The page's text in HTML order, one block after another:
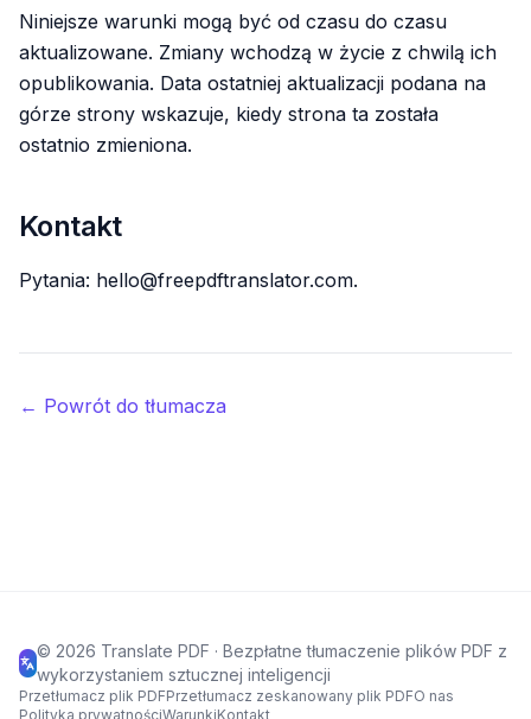
Niniejsze warunki mogą być od czasu do czasu
aktualizowane. Zmiany wchodzą w życie z chwilą ich
opublikowania. Data ostatniej aktualizacji podana na
górze strony wskazuje, kiedy strona ta została
ostatnio zmieniona.
Kontakt
Pytania: hello@freepdftranslator.com.
← Powrót do tłumacza
© 2026 Translate PDF · Bezpłatne tłumaczenie plików PDF z
wykorzystaniem sztucznej inteligencji
Przetłumacz plik PDFPrzetłumacz zeskanowany plik PDFO nas
Polityka prywatnościWarunkiKontakt